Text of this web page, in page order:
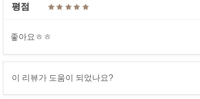
평점
좋아요ㅎㅎ
이 리뷰가 도움이 되었나요?